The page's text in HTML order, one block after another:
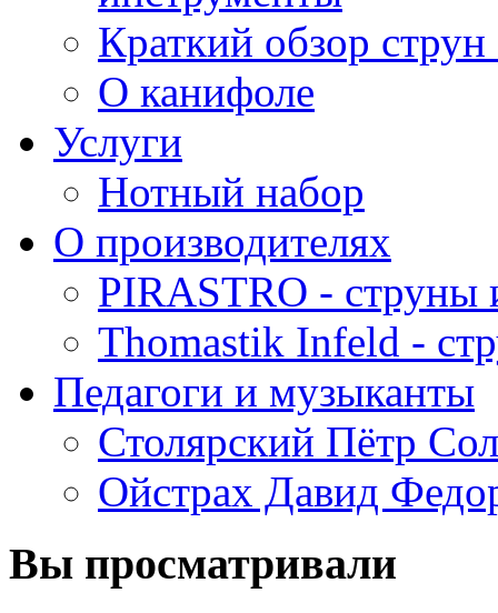
Краткий обзор
О канифоле
Услуги
Нотный набор
О производителях
PIRASTRO - струны
Thomastik Infeld -
Педагоги и музыканты
Столярский Пётр
Ойстрах Давид
Вы просматривали